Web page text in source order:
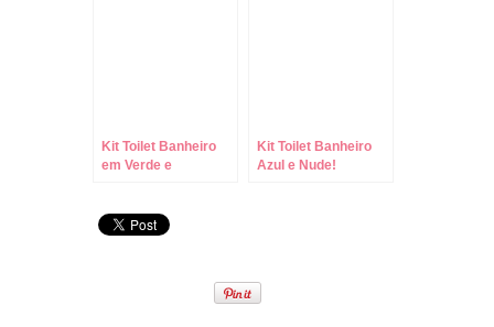
Kit Toilet Banheiro
em Verde e
Kit Toilet Banheiro
Azul e Nude!